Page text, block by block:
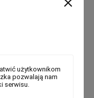
użytkownikom
pozwalają nam
serwisu.